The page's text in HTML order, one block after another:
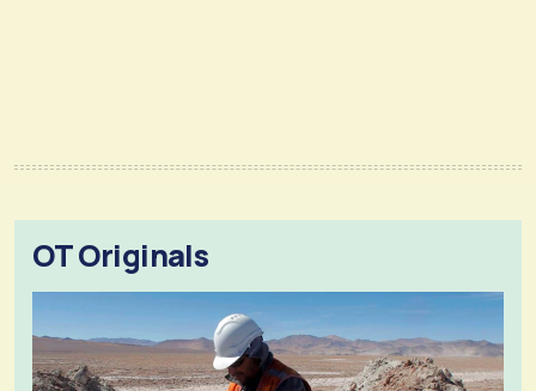
OT Originals